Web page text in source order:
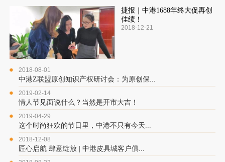
捷报｜中港1688年终大促再创
佳绩！
2018-12-21
2018-08-01
中港Z联盟原创知识产权研讨会：为原创保...
2019-02-14
情人节见面说什么？当然是开市大吉！
2019-04-29
这个时尚狂欢的节日里，中港不只有今天...
2018-12-08
匠心启航 肆意绽放 | 中港皮具城客户俱...